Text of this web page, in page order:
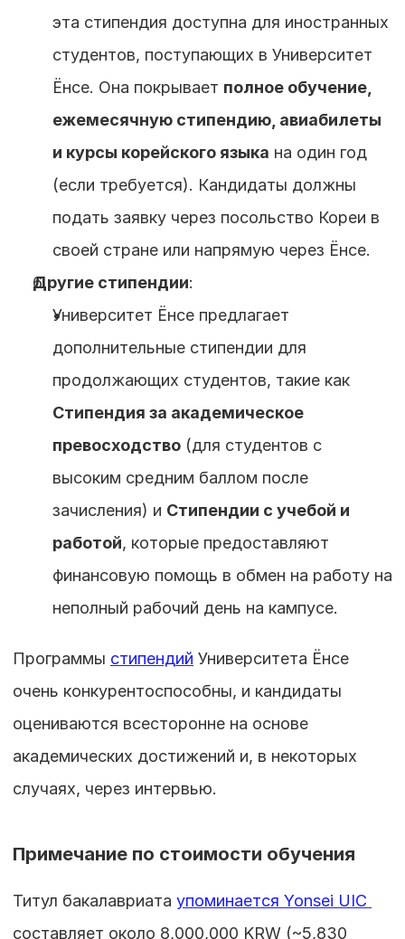
эта стипендия доступна для иностранных
студентов, поступающих в Университет
Ёнсе. Она покрывает полное обучение,
ежемесячную стипендию, авиабилеты
и курсы корейского языка на один год
(если требуется). Кандидаты должны
подать заявку через посольство Кореи в
своей стране или напрямую через Ёнсе.
Другие стипендии:
Университет Ёнсе предлагает
дополнительные стипендии для
Стипендия за академическое
превосходство (для студентов с
высоким средним баллом после
зачисления) и Стипендии с учебой и
работой, которые предоставляют
финансовую помощь в обмен на работу на
неполный рабочий день на кампусе.
Программы стипендий Университета Ёнсе
очень конкурентоспособны, и кандидаты
оцениваются всесторонне на основе
академических достижений и, в некоторых
случаях, через интервью.
Примечание по стоимости обучения
Титул бакалавриата
составляет около 8,000,000 KRW (~5,830